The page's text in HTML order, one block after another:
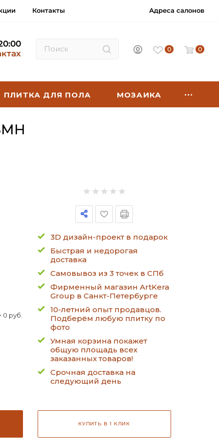
Контакты Адреса салонов
0 0
ПЛИТКА ДЛЯ ПОЛА МОЗАИКА
0 руб.
3D дизайн-проект в подарок
Быстрая и недорогая
доставка
Самовывоз из 3 точек в СПб
Фирменный магазин ArtKera
Group в Санкт-Петербурге
10-летний опыт продавцов.
Подберём любую плитку по
фото
Умная корзина покажет
общую площадь всех
заказанных товаров!
Срочная доставка на
следующий день
КУПИТЬ В 1 КЛИК